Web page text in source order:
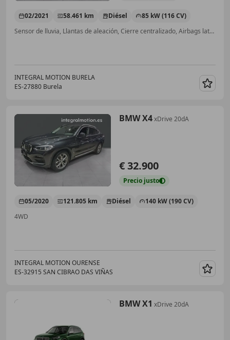
02/2021 58.461 km Diésel
85 kW (116 CV)
Sensor de lluvia, Llantas de aleación, Cierre centralizado, Airbags laterales, Faros antiniebla, Elevalunas eléctrico
INTEGRAL MOTION BURELA
ES-27880 Burela
BMW X4xDrive 20dA
€ 32.900
Precio justo
05/2020 121.805 km Diésel
140 kW (190 CV)
4WD
INTEGRAL MOTION OURENSE
ES-32915 SAN CIBRAO DAS VIÑAS
BMW X1 xDrive 20dA